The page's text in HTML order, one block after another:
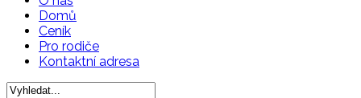
Domů
Ceník
Pro rodiče
Kontaktní adresa